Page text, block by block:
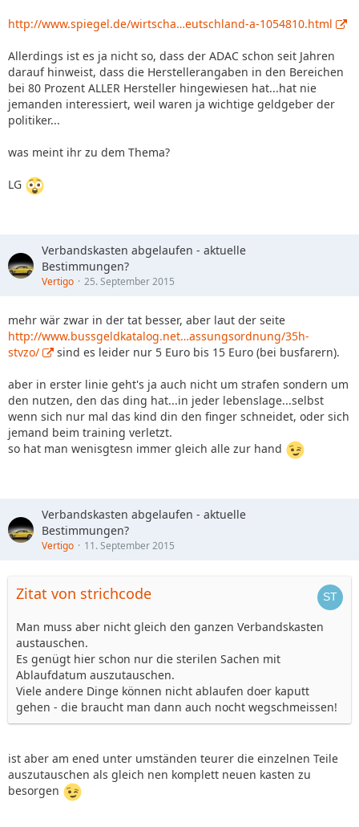
http://www.spiegel.de/wirtscha…eutschland-a-1054810.html
Allerdings ist es ja nicht so, dass der ADAC schon seit Jahren
darauf hinweist, dass die Herstellerangaben in den Bereichen
bei 80 Prozent ALLER Hersteller hingewiesen hat...hat nie
jemanden interessiert, weil waren ja wichtige geldgeber der
politiker...
was meint ihr zu dem Thema?
LG
Verbandskasten abgelaufen - aktuelle
Bestimmungen?
Vertigo 25. September 2015
mehr wär zwar in der tat besser, aber laut der seite
http://www.bussgeldkatalog.net…assungsordnung/35h-
stvzo/
sind es leider nur 5 Euro bis 15 Euro (bei busfarern).
aber in erster linie geht's ja auch nicht um strafen sondern um
den nutzen, den das ding hat...in jeder lebenslage...selbst
wenn sich nur mal das kind din den finger schneidet, oder sich
jemand beim training verletzt.
so hat man wenisgtesn immer gleich alle zur hand
Verbandskasten abgelaufen - aktuelle
Bestimmungen?
Vertigo 11. September 2015
Zitat von strichcode
Man muss aber nicht gleich den ganzen Verbandskasten
austauschen.
Es genügt hier schon nur die sterilen Sachen mit
Ablaufdatum auszutauschen.
Viele andere Dinge können nicht ablaufen doer kaputt
gehen - die braucht man dann auch nocht wegschmeissen!
ist aber am ened unter umständen teurer die einzelnen Teile
auszutauschen als gleich nen komplett neuen kasten zu
besorgen